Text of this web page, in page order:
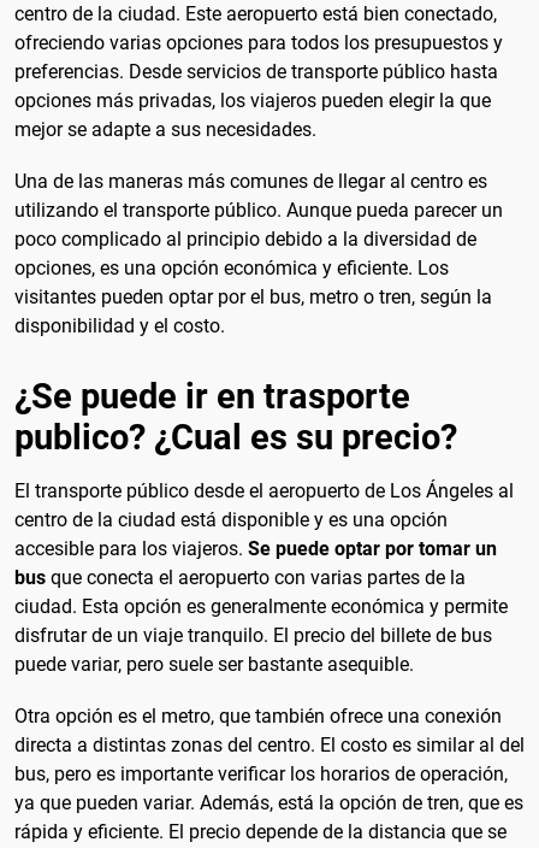
centro de la ciudad. Este aeropuerto está bien conectado,
ofreciendo varias opciones para todos los presupuestos y
preferencias. Desde servicios de transporte público hasta
opciones más privadas, los viajeros pueden elegir la que
mejor se adapte a sus necesidades.
Una de las maneras más comunes de llegar al centro es
utilizando el transporte público. Aunque pueda parecer un
poco complicado al principio debido a la diversidad de
opciones, es una opción económica y eficiente. Los
visitantes pueden optar por el bus, metro o tren, según la
disponibilidad y el costo.
¿Se puede ir en trasporte
publico? ¿Cual es su precio?
El transporte público desde el aeropuerto de Los Ángeles al
centro de la ciudad está disponible y es una opción
accesible para los viajeros. Se puede optar por tomar un
bus que conecta el aeropuerto con varias partes de la
ciudad. Esta opción es generalmente económica y permite
disfrutar de un viaje tranquilo. El precio del billete de bus
puede variar, pero suele ser bastante asequible.
Otra opción es el metro, que también ofrece una conexión
directa a distintas zonas del centro. El costo es similar al del
bus, pero es importante verificar los horarios de operación,
ya que pueden variar. Además, está la opción de tren, que es
rápida y eficiente. El precio depende de la distancia que se